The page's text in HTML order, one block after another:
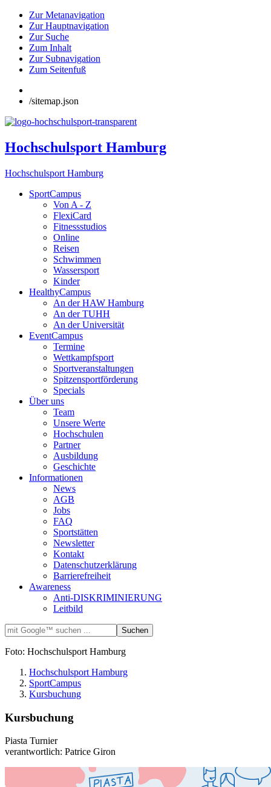
Zur Metanavigation
Zur Hauptnavigation
Zur Suche
Zum Inhalt
Zur Subnavigation
Zum Seitenfuß
/sitemap.json
Hochschulsport Hamburg
Hochschulsport Hamburg
SportCampus
Von A - Z
FlexiCard
Fitnessstudios
Online
Reisen
Schwimmen
Wassersport
Kinder
HealthyCampus
An der HAW Hamburg
An der TUHH
An der Universität
EventCampus
Termine
Wettkampfsport
Sportveranstaltungen
Spitzensportförderung
Specials
Über uns
Team
Unsere Werte
Hochschulen
Partner
Ausbildung
Geschichte
Informationen
News
AGB
Jobs
FAQ
Sportstätten
Newsletter
Kontakt
Datenschutzerklärung
Barrierefreiheit
Awareness
Anti-DISKRIMINIERUNG
Leitbild
Foto: Hochschulsport Hamburg
Hochschulsport Hamburg
SportCampus
Kursbuchung
Kursbuchung
Piasta Turnier
verantwortlich: Patrice Giron